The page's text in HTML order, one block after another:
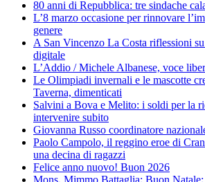
80 anni di Repubblica: tre sindache
L’8 marzo occasione per rinnovare
genere
A San Vincenzo La Costa riflessioni
digitale
L’Addio / Michele Albanese, voce
Le Olimpiadi invernali e le mascotte
Taverna, dimenticati
Salvini a Bova e Melito: i soldi per la
intervenire subito
Giovanna Russo coordinatore
Paolo Campolo, il reggino eroe di
una decina di ragazzi
Felice anno nuovo! Buon 2026
Mons. Mimmo Battaglia: Buon Natale: